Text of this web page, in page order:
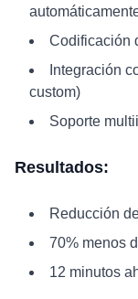
Codificación
Integración
custom)
Soporte
Resultados:
Reducción
70% menos
12 minutos